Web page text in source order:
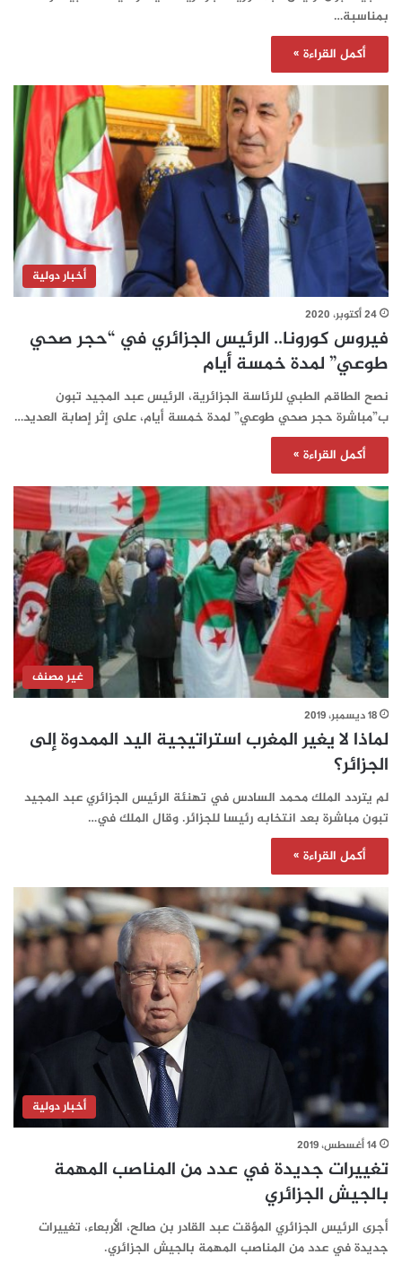
بمناسبة…
أكمل القراءة »
أخبار دولية
24 أكتوبر، 2020
فيروس كورونا.. الرئيس الجزائري في “حجر صحي
طوعي” لمدة خمسة أيام
نصح الطاقم الطبي للرئاسة الجزائرية، الرئيس عبد المجيد تبون
ب”مباشرة حجر صحي طوعي” لمدة خمسة أيام، على إثر إصابة العديد…
أكمل القراءة »
غير مصنف
18 ديسمبر، 2019
لماذا لا يغير المغرب استراتيجية اليد الممدوة إلى
الجزائر؟
لم يتردد الملك محمد السادس في تهنئة الرئيس الجزائري عبد المجيد
تبون مباشرة بعد انتخابه رئيسا للجزائر. وقال الملك في…
أكمل القراءة »
أخبار دولية
14 أغسطس، 2019
تغييرات جديدة في عدد من المناصب المهمة
بالجيش الجزائري
أجرى الرئيس الجزائري المؤقت عبد القادر بن صالح، الأربعاء، تغييرات
جديدة في عدد من المناصب المهمة بالجيش الجزائري.